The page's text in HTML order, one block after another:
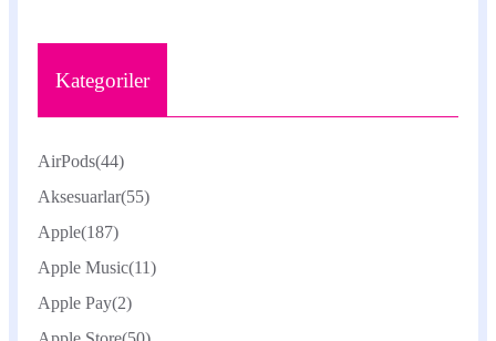
Kategoriler
AirPods(44)
Aksesuarlar(55)
Apple(187)
Apple Music(11)
Apple Pay(2)